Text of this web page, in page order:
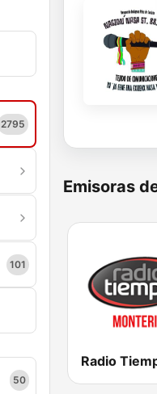
2795
101
50
Emisoras